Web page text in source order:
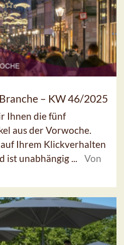
– KW 46/2025
Ihnen die fünf
aus der Vorwoche.
Ihrem Klickverhalten
ist unabhängig ...
Von